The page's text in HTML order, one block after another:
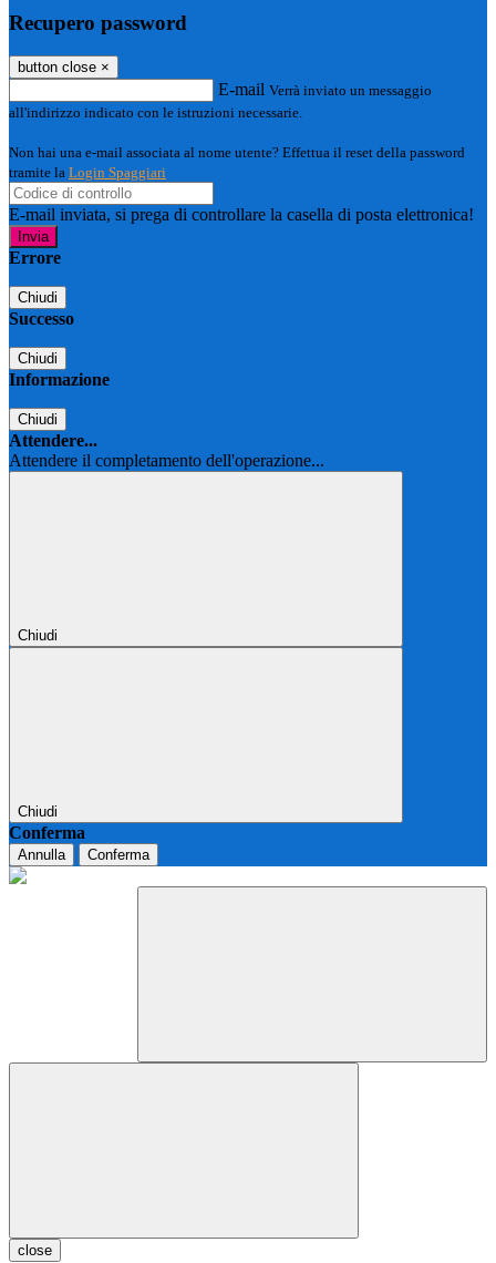
Recupero password
button close ×
E-mail Verrà inviato un messaggio
all'indirizzo indicato con le istruzioni necessarie.
Non hai una e-mail associata al nome utente? Effettua il reset della password
tramite la Login Spaggiari
E-mail inviata, si prega di controllare la casella di posta elettronica!
Errore
Chiudi
Successo
Chiudi
Informazione
Chiudi
Attendere...
Attendere il completamento dell'operazione...
Chiudi
Chiudi
Conferma
Annulla Conferma
close